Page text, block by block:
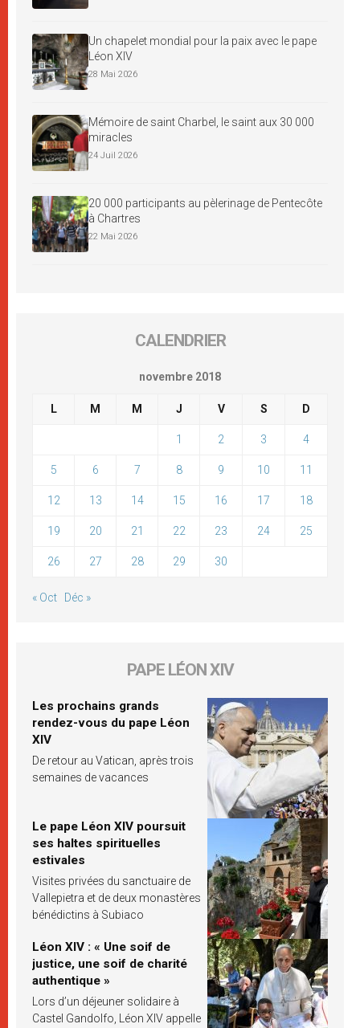
Un chapelet mondial pour la paix avec le pape
Léon XIV
28 Mai 2026
Mémoire de saint Charbel, le saint aux 30 000
miracles
24 Juil 2026
20 000 participants au pèlerinage de Pentecôte
à Chartres
22 Mai 2026
CALENDRIER
novembre 2018
L M M J V S D
1 2 3 4
5 6 7 8 9 10 11
12 13 14 15 16 17 18
19 20 21 22 23 24 25
26 27 28 29 30
« Oct Déc »
PAPE LÉON XIV
Les prochains grands
rendez-vous du pape Léon
XIV
De retour au Vatican, après trois
semaines de vacances
Le pape Léon XIV poursuit
ses haltes spirituelles
estivales
Visites privées du sanctuaire de
Vallepietra et de deux monastères
bénédictins à Subiaco
Léon XIV : « Une soif de
justice, une soif de charité
authentique »
Lors d’un déjeuner solidaire à
Castel Gandolfo, Léon XIV appelle